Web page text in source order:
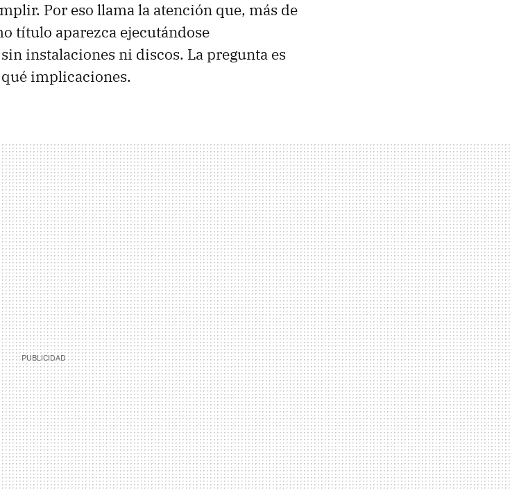
Por eso llama la atención que, más de
título aparezca ejecutándose
instalaciones ni discos. La pregunta es
implicaciones.